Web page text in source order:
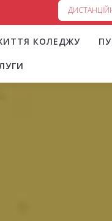
КОЛЕДЖУ